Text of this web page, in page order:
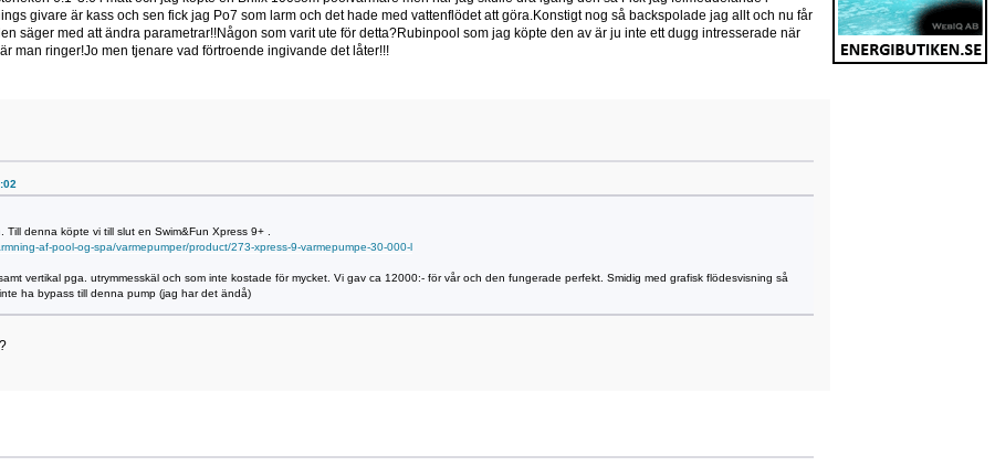
givare är kass och sen fick jag Po7 som larm och det hade med vattenflödet att göra.Konstigt nog så backspolade jag allt och nu får
säger med att ändra parametrar!!Någon som varit ute för detta?Rubinpool som jag köpte den av är ju inte ett dugg intresserade när
man ringer!Jo men tjenare vad förtroende ingivande det låter!!!
denna köpte vi till slut en Swim&Fun Xpress 9+ .
af-pool-og-spa/varmepumper/product/273-xpress-9-varmepumpe-30-000-l
vertikal pga. utrymmesskäl och som inte kostade för mycket. Vi gav ca 12000:- för vår och den fungerade perfekt. Smidig med grafisk flödesvisning så
ha bypass till denna pump (jag har det ändå)